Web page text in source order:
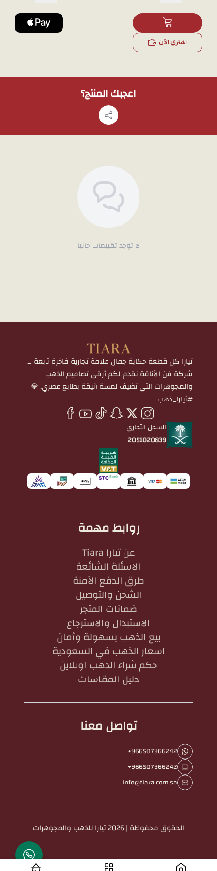
اشتري الآن
اعجبك المنتج؟
لا توجد تقييمات حاليا
تيارا كل قطعة حكاية جمال علامة تجارية فاخرة تابعة لـ
شركة فن الأناقة نقدم لكم أرقى تصاميم الذهب
والمجوهرات التي تضيف لمسة أنيقة بطابع عصري. 💎
#تيارا_ذهب
السجل التجاري
2051020839
روابط مهمة
عن تيارا Tiara
الاسئلة الشائعة
طرق الدفع الآمنة
الشحن والتوصيل
ضمانات المتجر
الاستبدال والاسترجاع
بيع الذهب بسهولة وأمان
اسعار الذهب في السعودية
حكم شراء الذهب اونلاين
دليل المقاسات
تواصل معنا
+966507966242
+966507966242
info@tiara.com.sa
الحقوق محفوظة | 2026 تيارا للذهب والمجوهرات